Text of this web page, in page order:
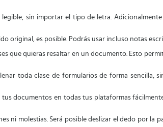
sin importar el tipo de letra.
original, es posible. Podrás usar incluso notas
que quieras resaltar en un documento. Esto
toda clase de formularios de forma sencilla,
documentos en todas tus plataformas
ni molestias. Será posible deslizar el dedo por la